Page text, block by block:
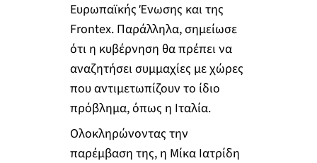
Ευρωπαϊκής Ένωσης και της
Frontex. Παράλληλα, σημείωσε
ότι η κυβέρνηση θα πρέπει να
αναζητήσει συμμαχίες με χώρες
που αντιμετωπίζουν το ίδιο
πρόβλημα, όπως η Ιταλία.
Ολοκληρώνοντας την
παρέμβαση της, η Μίκα Ιατρίδη